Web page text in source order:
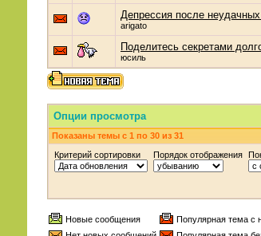
Депрессия после
arigato
Поделитесь секретами
юсиль
Опции просмотра
Показаны темы с 1 по 30 из 31
Критерий сортировки
Порядок отображения
Новые сообщения
Популярная тема с